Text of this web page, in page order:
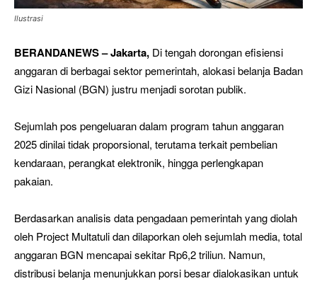
Ilustrasi
BERANDANEWS – Jakarta, Di tengah dorongan efisiensi
anggaran di berbagai sektor pemerintah, alokasi belanja Badan
Gizi Nasional (BGN) justru menjadi sorotan publik.
Sejumlah pos pengeluaran dalam program tahun anggaran
2025 dinilai tidak proporsional, terutama terkait pembelian
kendaraan, perangkat elektronik, hingga perlengkapan
pakaian.
Berdasarkan analisis data pengadaan pemerintah yang diolah
oleh Project Multatuli dan dilaporkan oleh sejumlah media, total
anggaran BGN mencapai sekitar Rp6,2 triliun. Namun,
distribusi belanja menunjukkan porsi besar dialokasikan untuk